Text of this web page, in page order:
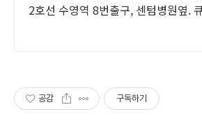
2호선 수영역 8번출구, 센텀병원옆.
공감 구독하기